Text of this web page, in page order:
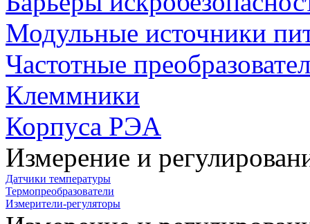
Модульные источники
Частотные
Клеммники
Корпуса РЭА
Измерение и
Датчики температуры
Термопреобразователи
Измерители-регуляторы